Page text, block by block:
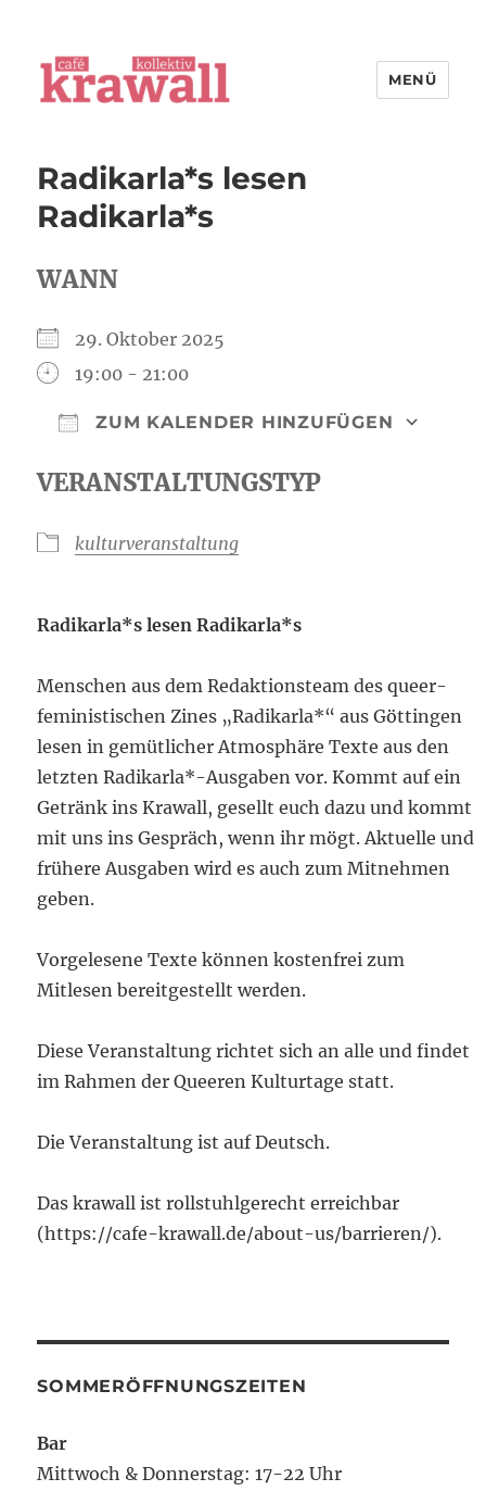
MENÜ
Radikarla*s lesen
Radikarla*s
WANN
29. Oktober 2025
19:00 - 21:00
ZUM KALENDER HINZUFÜGEN
VERANSTALTUNGSTYP
kulturveranstaltung
Radikarla*s lesen Radikarla*s
Menschen aus dem Redaktionsteam des queer-
feministischen Zines „Radikarla*“ aus Göttingen
lesen in gemütlicher Atmosphäre Texte aus den
letzten Radikarla*-Ausgaben vor. Kommt auf ein
Getränk ins Krawall, gesellt euch dazu und kommt
mit uns ins Gespräch, wenn ihr mögt. Aktuelle und
frühere Ausgaben wird es auch zum Mitnehmen
geben.
Vorgelesene Texte können kostenfrei zum
Mitlesen bereitgestellt werden.
Diese Veranstaltung richtet sich an alle und findet
im Rahmen der Queeren Kulturtage statt.
Die Veranstaltung ist auf Deutsch.
Das krawall ist rollstuhlgerecht erreichbar
(https://cafe-krawall.de/about-us/barrieren/).
SOMMERÖFFNUNGSZEITEN
Bar
Mittwoch & Donnerstag: 17-22 Uhr